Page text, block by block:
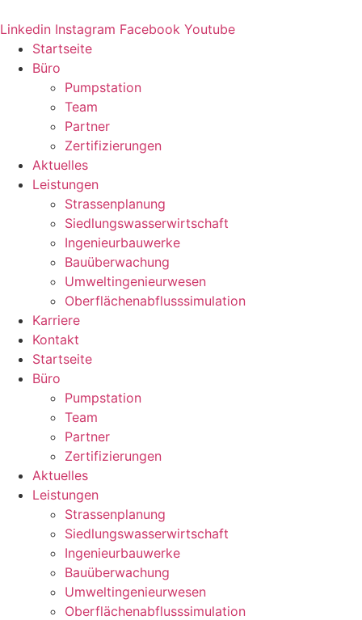
Inhalt
springen
Linkedin Instagram Facebook Youtube
Startseite
Büro
Pumpstation
Team
Partner
Zertifizierungen
Aktuelles
Leistungen
Strassenplanung
Siedlungswasserwirtschaft
Ingenieurbauwerke
Bauüberwachung
Umweltingenieurwesen
Oberflächenabflusssimulation
Karriere
Kontakt
Startseite
Büro
Pumpstation
Team
Partner
Zertifizierungen
Aktuelles
Leistungen
Strassenplanung
Siedlungswasserwirtschaft
Ingenieurbauwerke
Bauüberwachung
Umweltingenieurwesen
Oberflächenabflusssimulation